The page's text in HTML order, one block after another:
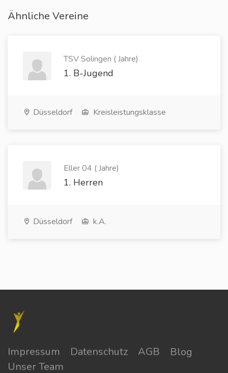
Ähnliche Vereine
TSV Solingen ( Jahre)
1. B-Jugend
Düsseldorf Kreisleistungsklasse
Eller 04 ( Jahre)
1. Herren
Düsseldorf k.A.
Impressum Datenschutz AGB
Blog
Unser Team